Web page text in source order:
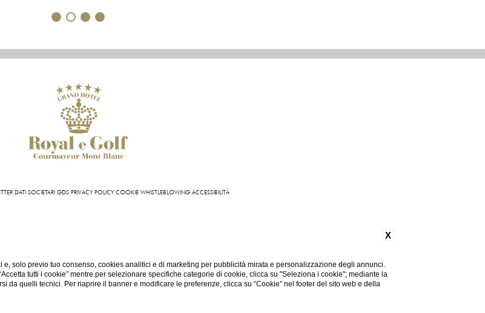
2
DATI SOCIETARI GDS PRIVACY POLICY COOKIE WHISTLEBLOWING ACCESSIBILITÀ
X
solo previo tuo consenso, cookies analitici e di marketing per pubblicità mirata e personalizzazione degli annunci.
tutti i cookie” mentre per selezionare specifiche categorie di cookie, clicca su "Seleziona i cookie"; mediante la
da quelli tecnici. Per riaprire il banner e modificare le preferenze, clicca su “Cookie” nel footer del sito web e della